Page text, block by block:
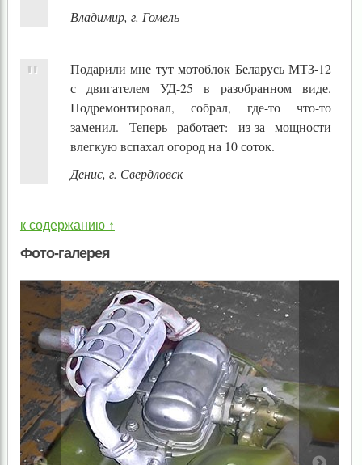
Владимир, г. Гомель
Подарили мне тут мотоблок Беларусь МТЗ-12
с двигателем УД-25 в разобранном виде.
Подремонтировал, собрал, где-то что-то
заменил. Теперь работает: из-за мощности
влегкую вспахал огород на 10 соток.
Денис, г. Свердловск
к содержанию ↑
Фото-галерея